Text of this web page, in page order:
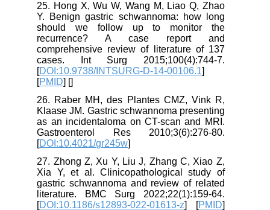
25. Hong X, Wu W, Wang M, Liao Q, Zhao
Y. Benign gastric schwannoma: how long
should we follow up to monitor the
recurrence? A case report and
comprehensive review of literature of 137
cases. Int Surg 2015;100(4):744-7.
[DOI:10.9738/INTSURG-D-14-00106.1
[PMID] [
26. Raber MH, des Plantes CMZ, Vink R,
Klaase JM. Gastric schwannoma presenting
as an incidentaloma on CT-scan and MRI.
Gastroenterol Res 2010;3(6):276-80.
[DOI:10.4021/gr245w
27. Zhong Z, Xu Y, Liu J, Zhang C, Xiao Z,
Xia Y, et al. Clinicopathological study of
gastric schwannoma and review of related
literature. BMC Surg 2022;22(1):159-64.
[DOI:10.1186/s12893-022-01613-z ] [PMID